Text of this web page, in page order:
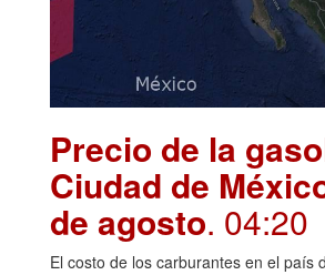
Precio de la
Ciudad de
de agosto. 04:20
El costo de los carburantes en el país